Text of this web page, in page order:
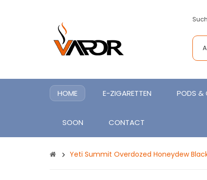
HOME E-ZIGARETTEN PODS &
SOON CONTACT
Yeti Summit Overdozed Honeydew